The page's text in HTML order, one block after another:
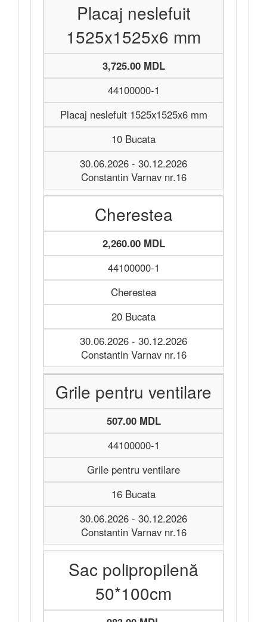
Placaj neslefuit
1525x1525x6 mm
3,725.00 MDL
44100000-1
Placaj neslefuit 1525x1525x6 mm
10 Bucata
30.06.2026 - 30.12.2026
Constantin Varnav nr.16
Cherestea
2,260.00 MDL
44100000-1
Cherestea
20 Bucata
30.06.2026 - 30.12.2026
Constantin Varnav nr.16
Grile pentru ventilare
507.00 MDL
44100000-1
Grile pentru ventilare
16 Bucata
30.06.2026 - 30.12.2026
Constantin Varnav nr.16
Sac polipropilenă
50*100cm